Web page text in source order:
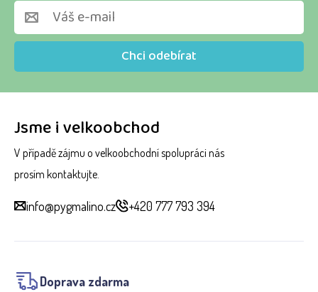
Jsme i velkoobchod
V případě zájmu o velkoobchodní spolupráci nás
prosím kontaktujte.
info@pygmalino.cz +420 777 793 394
Doprava zdarma
Chci odebírat